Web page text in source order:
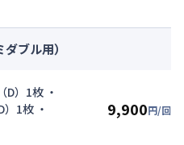
ブル用）
）1枚 ・
1枚 ・
9,900円/回